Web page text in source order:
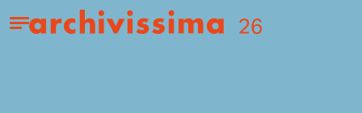
Home page
Apri il menu